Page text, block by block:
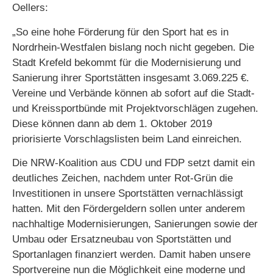
Oellers:
„So eine hohe Förderung für den Sport hat es in
Nordrhein-Westfalen bislang noch nicht gegeben. Die
Stadt Krefeld bekommt für die Modernisierung und
Sanierung ihrer Sportstätten insgesamt 3.069.225 €.
Vereine und Verbände können ab sofort auf die Stadt-
und Kreissportbünde mit Projektvorschlägen zugehen.
Diese können dann ab dem 1. Oktober 2019
priorisierte Vorschlagslisten beim Land einreichen.
Die NRW-Koalition aus CDU und FDP setzt damit ein
deutliches Zeichen, nachdem unter Rot-Grün die
Investitionen in unsere Sportstätten vernachlässigt
hatten. Mit den Fördergeldern sollen unter anderem
nachhaltige Modernisierungen, Sanierungen sowie der
Umbau oder Ersatzneubau von Sportstätten und
Sportanlagen finanziert werden. Damit haben unsere
Sportvereine nun die Möglichkeit eine moderne und